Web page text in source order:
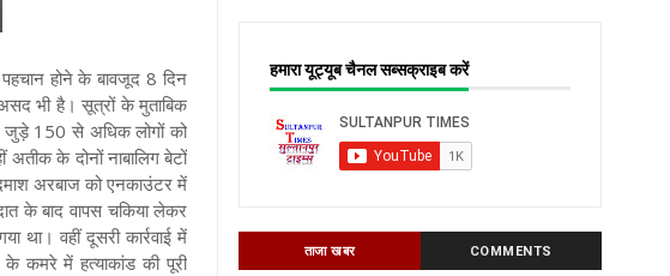
होने के बावजूद 8 दिन
भी है। सूत्रों के मुताबिक
जुड़े 150 से अधिक लोगों को
के दोनों नाबालिग बेटों
अरबाज को एनकाउंटर में
के बाद वापस चकिया लेकर
वहीं दूसरी कार्रवाई में
के कमरे में हत्याकांड की पूरी
हमारा यूट्यूब चैनल सब्सक्राइब करें
ताजा खबर COMMENTS